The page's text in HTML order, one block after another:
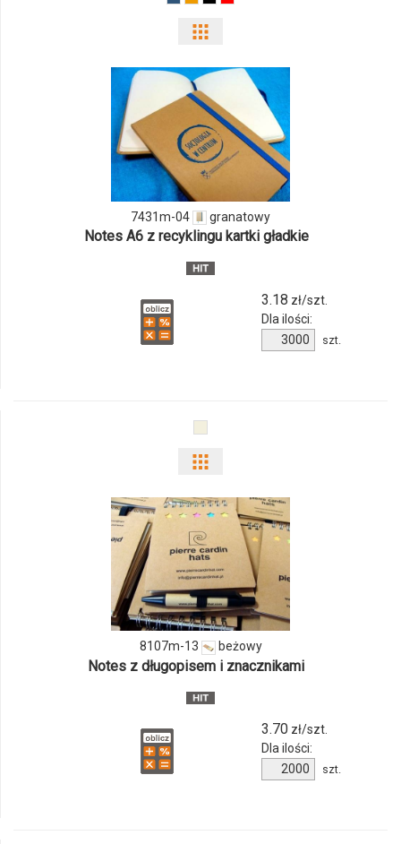
odmiany
i
ilości
produktu
7431m-
04
7431m-04 granatowy
Notes A6 z recyklingu kartki gładkie
3.18 zł/szt.
Dla ilości:
Ilość
produktu
szt.
odmiany
ilości
produktu
8107m-
13
8107m-13 beżowy
Notes z długopisem i znacznikami
3.70zł/szt.
Dla ilości:
Ilość
produktu
szt.